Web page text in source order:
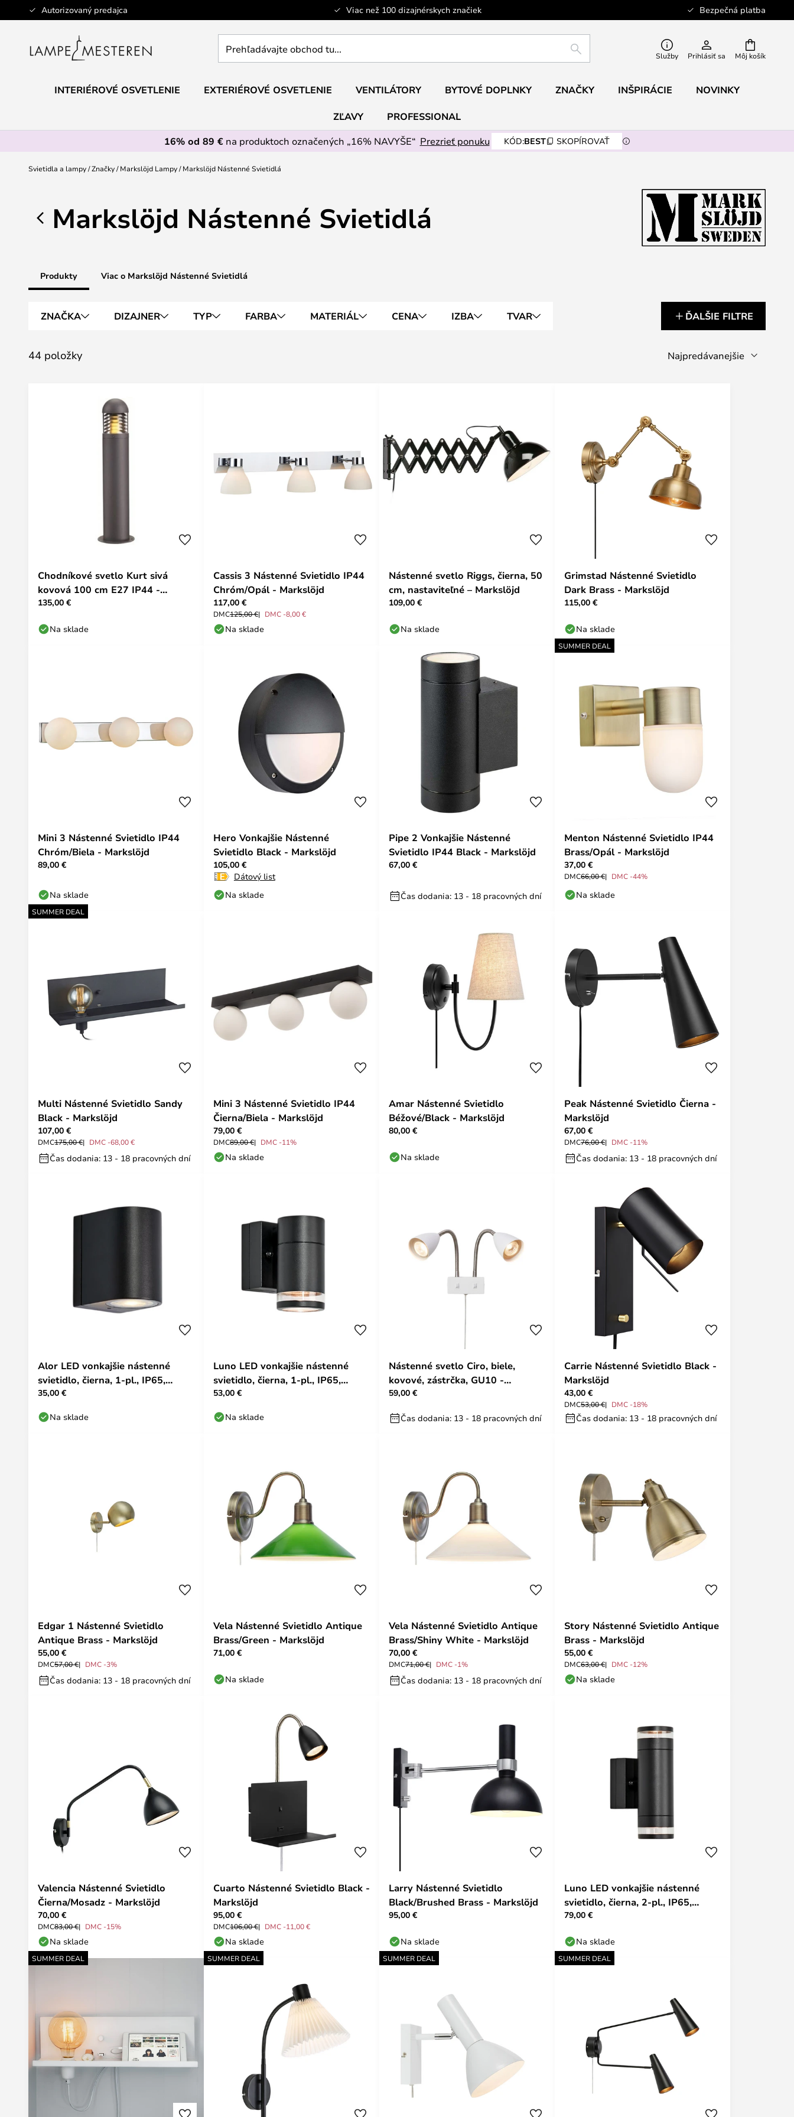
Autorizovaný predajca Viac než 100 dizajnérskych značiek Bezpečná platba
Skip
to
Môj košík
obchod
HĽADAŤ Služby Prihlásiť sa
INTERIÉROVÉ OSVETLENIE EXTERIÉROVÉ OSVETLENIE VENTILÁTORY BYTOVÉ DOPLNKY ZNAČKY INŠPIRÁCIE NOVINKY
ZĽAVY
PROFESSIONAL
16% od 89 €na produktoch označených „16% NAVYŠE“ Prezrieť ponuku KÓD:BEST SKOPÍROVAŤ
Svietidla a lampy Značky Markslöjd Lampy Markslöjd Nástenné Svietidlá
Markslöjd Nástenné Svietidlá
Produkty Viac o Markslöjd Nástenné Svietidlá
ZNAČKA DIZAJNER TYP FARBA MATERIÁL CENA IZBA TVAR ĎALŠIE FILTRE
44 položky
Chodníkové svetlo Kurt sivá
kovová 100 cm E27 IP44 -
Markslöjd
135,00 €
Na sklade
Cassis 3 Nástenné Svietidlo IP44
Chróm/Opál - Markslöjd
117,00 €
DMC125,00 € DMC -8,00 €
Na sklade
Nástenné svetlo Riggs, čierna, 50
cm, nastaviteľné – Markslöjd
109,00 €
Na sklade
Grimstad Nástenné Svietidlo
Dark Brass - Markslöjd
115,00 €
Na sklade
Mini 3 Nástenné Svietidlo IP44
Chróm/Biela - Markslöjd
89,00 €
Na sklade
Hero Vonkajšie Nástenné
Svietidlo Black - Markslöjd
105,00 €
Dátový list
Na sklade
Pipe 2 Vonkajšie Nástenné
Svietidlo IP44 Black - Markslöjd
67,00 €
Čas dodania: 13 - 18 pracovných dní
SUMMER DEAL
Menton Nástenné Svietidlo IP44
Brass/Opál - Markslöjd
37,00 €
DMC66,00 € DMC -44%
Na sklade
SUMMER DEAL
Multi Nástenné Svietidlo Sandy
Black - Markslöjd
107,00 €
DMC175,00 € DMC -68,00 €
Čas dodania: 13 - 18 pracovných dní
Mini 3 Nástenné Svietidlo IP44
Čierna/Biela - Markslöjd
79,00 €
DMC89,00 € DMC -11%
Na sklade
Amar Nástenné Svietidlo
Béžové/Black - Markslöjd
80,00 €
Na sklade
Peak Nástenné Svietidlo Čierna -
Markslöjd
67,00 €
DMC76,00 € DMC -11%
Čas dodania: 13 - 18 pracovných dní
Alor LED vonkajšie nástenné
svietidlo, čierna, 1-pl., IP65,
stmievateľné
35,00 €
Na sklade
Luno LED vonkajšie nástenné
svietidlo, čierna, 1-pl., IP65,
stmievateľné.
53,00 €
Na sklade
Nástenné svetlo Ciro, biele,
kovové, zástrčka, GU10 -
Markslöjd
59,00 €
Čas dodania: 13 - 18 pracovných dní
Carrie Nástenné Svietidlo Black -
Markslöjd
43,00 €
DMC53,00 € DMC -18%
Čas dodania: 13 - 18 pracovných dní
Edgar 1 Nástenné Svietidlo
Antique Brass - Markslöjd
55,00 €
DMC57,00 € DMC -3%
Čas dodania: 13 - 18 pracovných dní
Vela Nástenné Svietidlo Antique
Brass/Green - Markslöjd
71,00 €
Na sklade
Vela Nástenné Svietidlo Antique
Brass/Shiny White - Markslöjd
70,00 €
DMC71,00 € DMC -1%
Čas dodania: 13 - 18 pracovných dní
Story Nástenné Svietidlo Antique
Brass - Markslöjd
55,00 €
DMC63,00 € DMC -12%
Na sklade
Valencia Nástenné Svietidlo
Čierna/Mosadz - Markslöjd
70,00 €
DMC83,00 € DMC -15%
Na sklade
Cuarto Nástenné Svietidlo Black -
Markslöjd
95,00 €
DMC106,00 € DMC -11,00 €
Na sklade
Larry Nástenné Svietidlo
Black/Brushed Brass - Markslöjd
95,00 €
Na sklade
Luno LED vonkajšie nástenné
svietidlo, čierna, 2-pl., IP65,
stmievateľné.
79,00 €
Na sklade
SUMMER DEAL SUMMER DEAL SUMMER DEAL SUMMER DEAL